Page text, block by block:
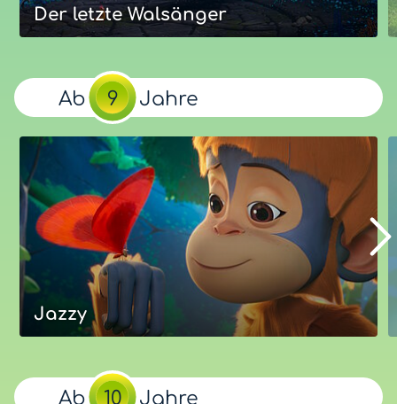
Der letzte Walsänger
Abenteuer um einen jungen Wal, der für eine gesunde
Unterwasserwelt kämpfen will. Nach dem Unfalltod der
Eltern ist ein junger Wal noch nicht bereit, um seinem
Vater nachzufolgen und die Aufgabe des Walsängers zu
übernehmen.
Unsere Bewertung
Eure Bewertung
Optimal: ab 8 Jahre
Mehr zum Film
Ab 9 Jahre
Jazzy
Orang-Utan-Mädchen Jazzy macht sich auf die Suche
Ab 10 Jahre